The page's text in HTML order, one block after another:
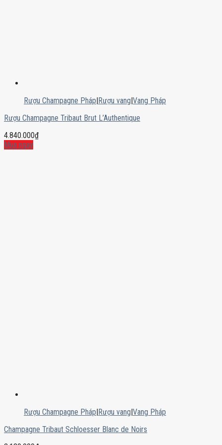
Rượu Champagne Pháp|Rượu vang|Vang Pháp
Rượu Champagne Tribaut Brut L’Authentique
4.840.000₫
Mua ngay
Rượu Champagne Pháp|Rượu vang|Vang Pháp
Champagne Tribaut Schloesser Blanc de Noirs